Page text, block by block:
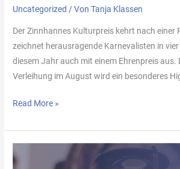
Uncategorized / VonTanja Klassen
Der Zinnhannes Kulturpreis kehrt nach einer
zeichnet herausragende Karnevalisten in
diesem Jahr auch mit einem Ehrenpreis aus.
Verleihung im August wird ein besonderes
Read More »
Warum
sich